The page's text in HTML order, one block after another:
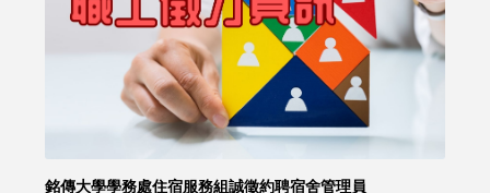
銘傳大學學務處住宿服務組誠徵約聘宿舍管理員